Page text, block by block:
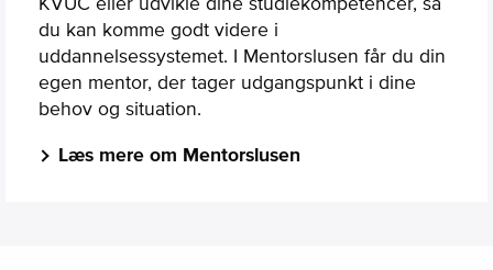
du kan komme godt videre i
uddannelsessystemet. I Mentorslusen får du din
egen mentor, der tager udgangspunkt i dine
behov og situation.
Læs mere om Mentorslusen